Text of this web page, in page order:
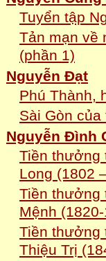
Tuyển tập
Tản mạn về
(phần 1)
Nguyễn Ðạt
Phú Thành,
Sài Gòn
Nguyễn Đình
Tiền thưởng
Long (1802
Tiền thưởng
Mệnh
Tiền thưởng
Thiệu Trị